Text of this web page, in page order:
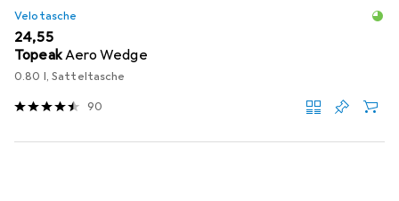
Velotasche
EUR
24,55
TopeakAero Wedge
0.80 l, Satteltasche
90